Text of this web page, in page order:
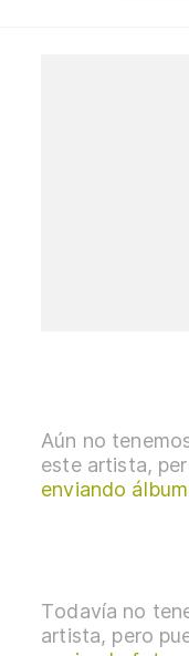
Aún no
este artista,
enviando
Todavía no
artista, pero